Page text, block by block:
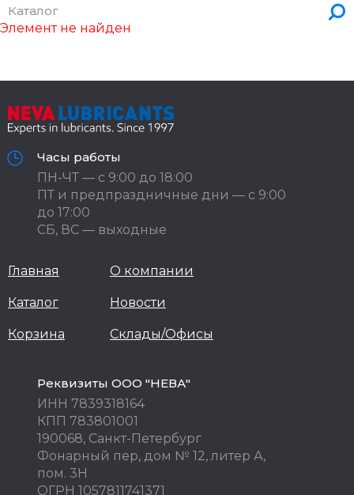
Каталог
Элемент не найден
Часы работы
ПН-ЧТ — с 9:00 до 18:00
ПТ и предпраздничные дни — с 9:00
до 17:00
СБ, ВС — выходные
Главная
Каталог
Корзина
О компании
Новости
Склады/Офисы
Реквизиты ООО "НЕВА"
ИНН 7839318164
КПП 783801001
190068, Санкт-Петербург
Фонарный пер, дом № 12, литер А,
пом. 3Н
ОГРН 1057811741371